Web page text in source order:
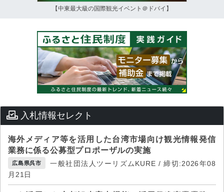
【中東最大級の国際観光イベント＠ドバイ】
入札情報セレクト
海外メディア等を活用した台湾市場向け観光情報発信
業務に係る公募型プロポーザルの実施
広島県呉市
一般社団法人ツーリズムKURE / 締切:2026年08
月21日